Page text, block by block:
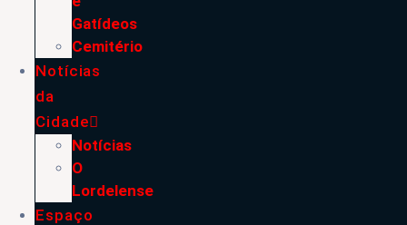
Gatídeos
Cemitério
Notícias
da
Cidade
Notícias
O
Lordelense
Espaço